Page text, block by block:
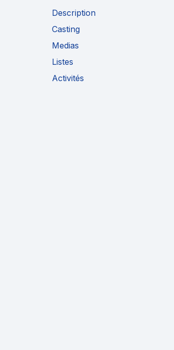
Description
Casting
Medias
Listes
Activités